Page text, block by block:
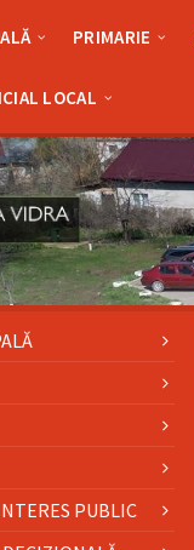
PRIMARIE
LOCAL
PUBLIC